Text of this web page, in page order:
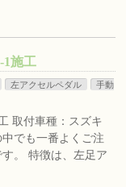
1施工
左アクセルペダル
手動
取付車種：スズキ
でも一番よくご注
。 特徴は、左足ア